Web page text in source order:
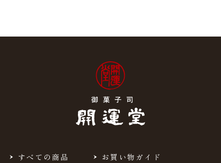
す。
※ログインには、会員登録時に入力したメールアドレスお
よびパスワードが必要になります。
会員のみなさまから提供された個人情報
当サイトを利用するにあたって、会員の住所、電話番号、
購入履歴などの大切な個人情報がネットサーバ上に登録さ
れますが、当社はその個人情報を適切かつ確実に管理する
すべての商品
お買い物ガイド